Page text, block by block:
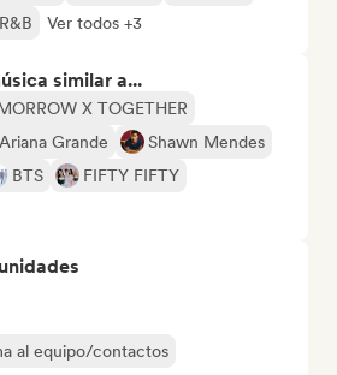
R&B Ver todos +3
similar a...
X TOGETHER
Ariana Grande
Shawn Mendes
BTS
FIFTY FIFTY
al equipo/contactos